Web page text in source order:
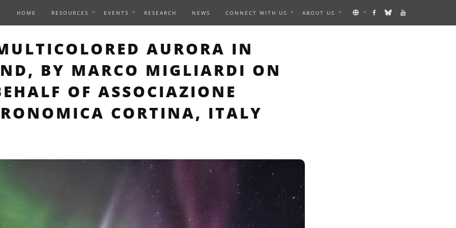
HOME RESOURCES EVENTS RESEARCH NEWS CONNECT WITH US ABOUT US
PAGE DESCRIBES AN IMAGE
AURORA IN
BY MARCO MIGLIARDI ON
OF ASSOCIAZIONE
CORTINA, ITALY